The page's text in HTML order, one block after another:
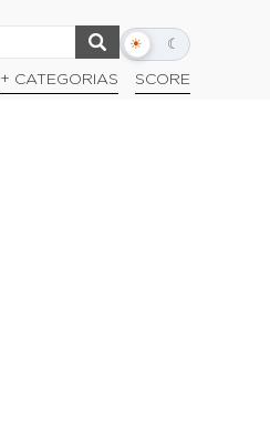
☀ ☾
Alternar
escuro
+ CATEGORIAS SCORE